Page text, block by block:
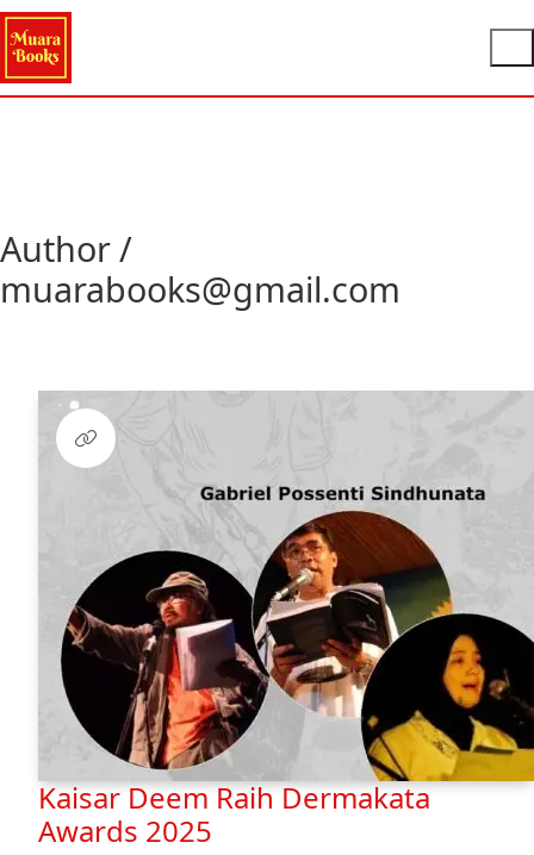
Author /
muarabooks@gmail.com
Kaisar Deem Raih Dermakata
Awards 2025